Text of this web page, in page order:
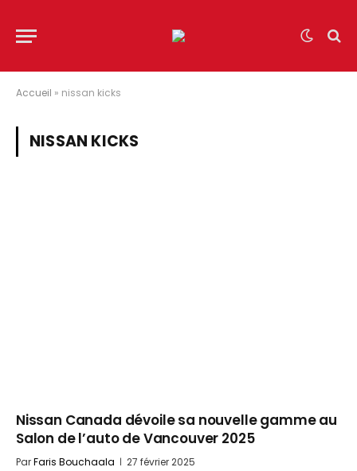
Accueil » nissan kicks
NISSAN KICKS
Nissan Canada dévoile sa nouvelle gamme au
Salon de l’auto de Vancouver 2025
ParFaris Bouchaala 27 février 2025